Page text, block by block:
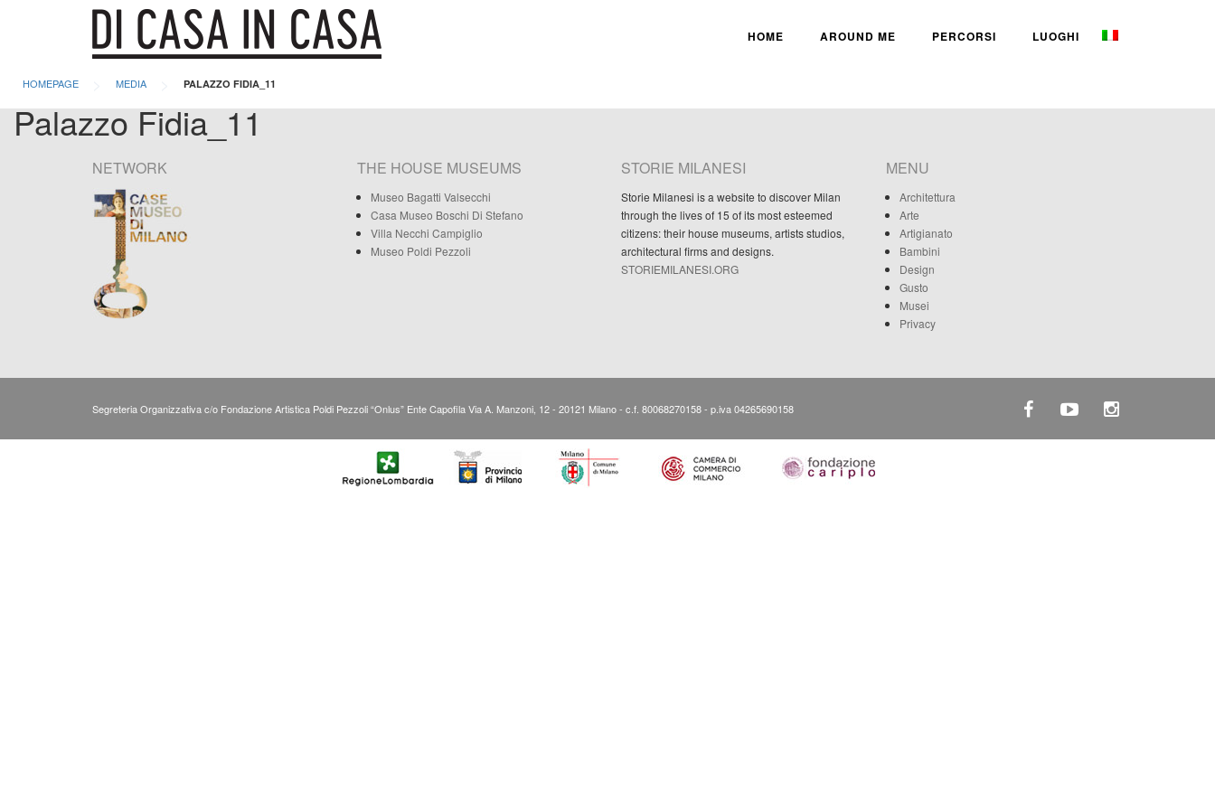
HOME AROUND ME PERCORSI LUOGHI
HOMEPAGE MEDIA PALAZZO FIDIA_11
Palazzo Fidia_11
NETWORK THE HOUSE MUSEUMS
Museo Bagatti Valsecchi
Casa Museo Boschi Di Stefano
Villa Necchi Campiglio
Museo Poldi Pezzoli
STORIE MILANESI
Storie Milanesi is a website to discover Milan
through the lives of 15 of its most esteemed
citizens: their house museums, artists studios,
architectural firms and designs.
STORIEMILANESI.ORG
MENU
Architettura
Arte
Artigianato
Bambini
Design
Gusto
Musei
Privacy
Segreteria Organizzativa c/o Fondazione Artistica Poldi Pezzoli “Onlus” Ente Capofila Via A. Manzoni, 12 - 20121 Milano - c.f. 80068270158 - p.iva 04265690158